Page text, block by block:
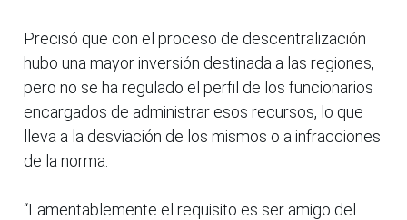
Precisó que con el proceso de descentralización
hubo una mayor inversión destinada a las regiones,
pero no se ha regulado el perfil de los funcionarios
encargados de administrar esos recursos, lo que
lleva a la desviación de los mismos o a infracciones
de la norma.
“Lamentablemente el requisito es ser amigo del